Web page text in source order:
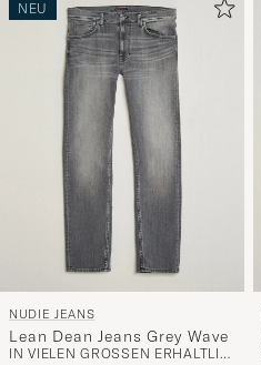
NEU
NUDIE JEANS
Lean Dean Jeans Grey Wave
IN VIELEN GRÖSSEN ERHÄLTLICH